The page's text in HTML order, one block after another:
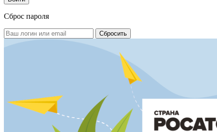
Сброс пароля